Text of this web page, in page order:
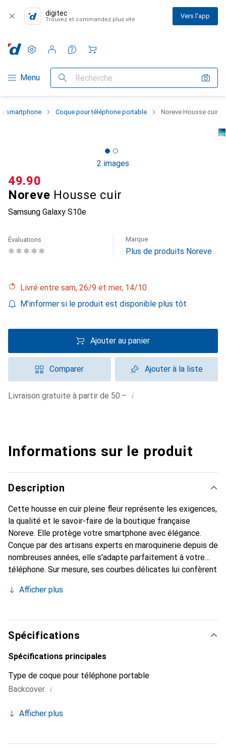
digitec
Trouvez et commandez plus vite Vers l'app
Navigation par catégorie
Menu Recherche
Paramètres
Compte client
Listes de comparaison
Listes d'envies
Panier
smartphone Coque pour téléphone portable Noreve Housse cuir
2 images
Noreve Housse cuir
Samsung Galaxy S10e
CHF
49.90
Évaluations Marque
Plus de produits Noreve
Livré entre sam, 26/9 et mer, 14/10
M'informer si le produit est disponible plus tôt
Ajouter au panier
Comparer Ajouter à la liste
Livraison gratuite à partir de 50.– i
Informations sur le produit
Description
Cette housse en cuir pleine fleur représente les exigences,
la qualité et le savoir-faire de la boutique française
Noreve. Elle protège votre smartphone avec élégance.
Conçue par des artisans experts en maroquinerie depuis de
nombreuses années, elle s'adapte parfaitement à votre
téléphone. Sur mesure, ses courbes délicates lui confèrent
et indispensable de votre smartphone. Reconnu
marque Noreve est un choix sûr pour une clientèle
exigeante.
Afficher plus
Spécifications
Spécifications principales
Type de coque pour téléphone portable
Backcover i
Afficher plus